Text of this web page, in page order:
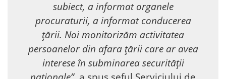
subiect, a informat organele
procuraturii, a informat conducerea
țării. Noi monitorizăm activitatea
persoanelor din afara țării care ar avea
interese în subminarea securității